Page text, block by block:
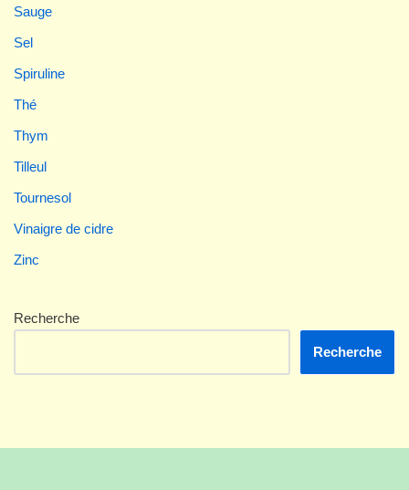
Sauge
Sel
Spiruline
Thé
Thym
Tilleul
Tournesol
Vinaigre de cidre
Zinc
Recherche
Recherche